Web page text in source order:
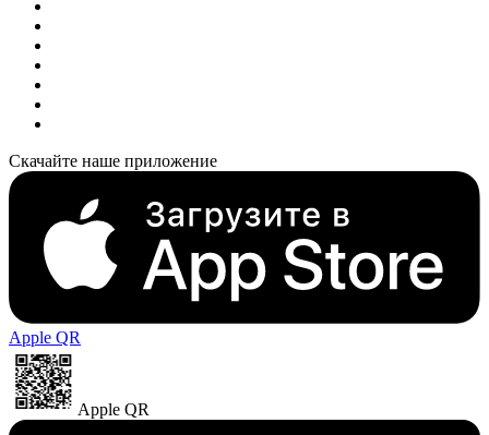
Скачайте наше приложение
Apple QR
Apple QR